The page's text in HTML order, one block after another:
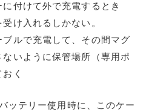
付けて外で充電するとき
け入れるしかない。
ブルで充電して、その間マグ
いように保管場所（専用ポ
く
ッテリー使用時に、このケー